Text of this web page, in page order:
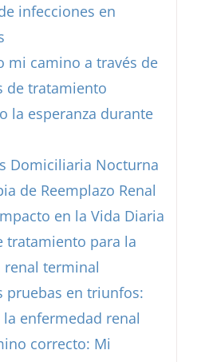
infecciones en
mi camino a través de
de tratamiento
la esperanza durante
Domiciliaria Nocturna
de Reemplazo Renal
en la Vida Diaria
tratamiento para la
renal terminal
pruebas en triunfos:
enfermedad renal
correcto: Mi